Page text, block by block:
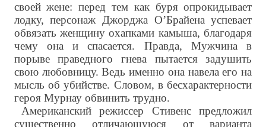
своей жене: перед тем как буря опрокидывает
лодку, персонаж Джорджа О’Брайена успевает
обвязать женщину охапками камыша, благодаря
чему она и спасается. Правда, Мужчина в
порыве праведного гнева пытается задушить
свою любовницу. Ведь именно она навела его на
мысль об убийстве. Словом, в бесхарактерности
героя Мурнау обвинить трудно.
Американский режиссер Стивенс предложил
существенно отличающуюся от варианта